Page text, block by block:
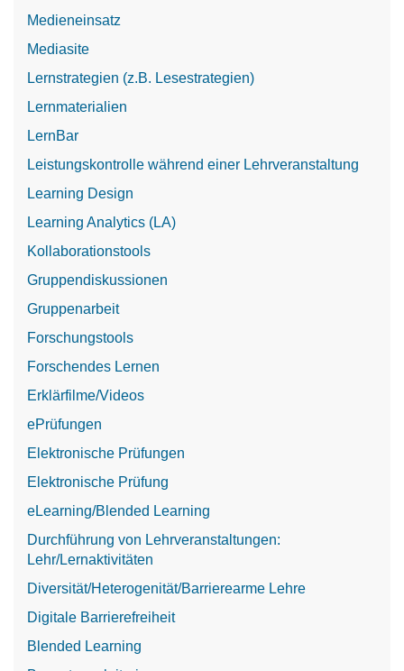
Medieneinsatz
Mediasite
Lernstrategien (z.B. Lesestrategien)
Lernmaterialien
LernBar
Leistungskontrolle während einer Lehrveranstaltung
Learning Design
Learning Analytics (LA)
Kollaborationstools
Gruppendiskussionen
Gruppenarbeit
Forschungstools
Forschendes Lernen
Erklärfilme/Videos
ePrüfungen
Elektronische Prüfungen
Elektronische Prüfung
eLearning/Blended Learning
Durchführung von Lehrveranstaltungen:
Lehr/Lernaktivitäten
Diversität/Heterogenität/Barrierearme Lehre
Digitale Barrierefreiheit
Blended Learning